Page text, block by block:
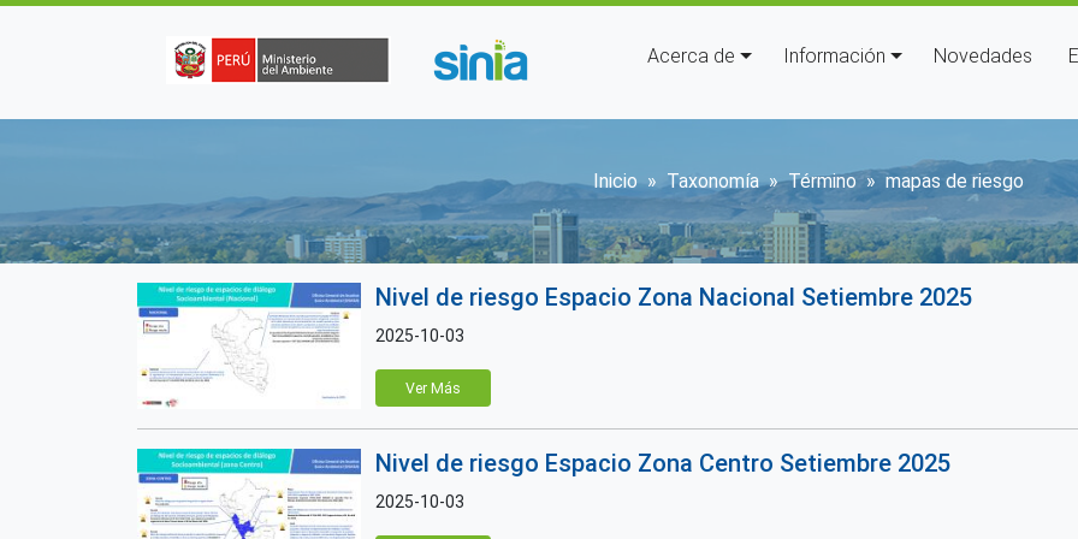
Navegación principal
Acerca de Información Novedades
Sobrescribir enlaces de
Inicio Taxonomía Término mapas de riesgo
Nivel de riesgo Espacio Zona Nacional Setiembre 2025
2025-10-03
Ver Más
Nivel de riesgo Espacio Zona Centro Setiembre 2025
2025-10-03